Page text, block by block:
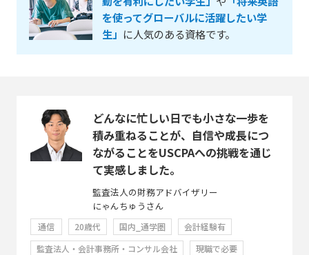
を使ってグローバルに活躍したい学
生」 に人気のある資格です。
どんなに忙しい日でも小さな一歩を
積み重ねることが、自信や成長につ
ながることをUSCPAへの挑戦を通じ
て実感しました。
監査法人の財務アドバイザリー
にゃんちゅうさん
通信 20歳代 国内_通学圏
会計経験有
監査法人・会計事務所・コンサル会社
現職で必要